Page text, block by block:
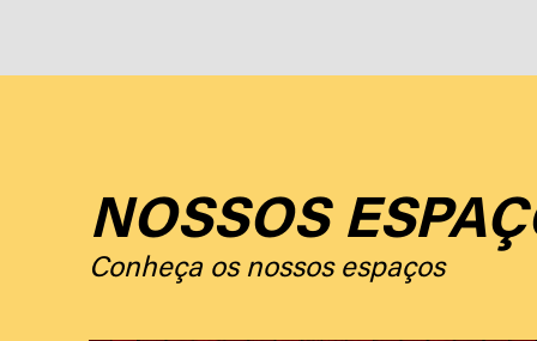
NOSSOS
Conheça os nossos espaços